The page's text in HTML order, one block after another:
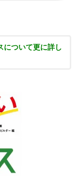
について更に詳し